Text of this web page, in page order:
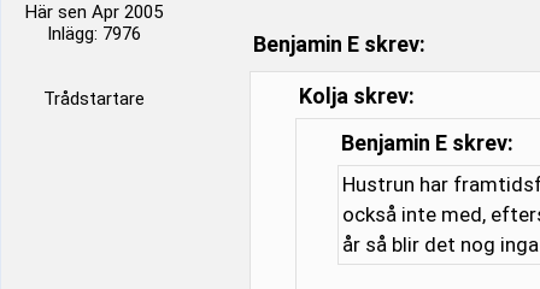
Här sen Apr 2005
Inlägg: 7976
Trådstartare
Benjamin E skrev:
Kolja skrev:
Benjamin E skrev:
Hustrun har
också inte med,
år så blir det nog